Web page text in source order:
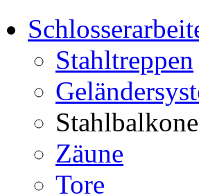
Stahltreppen
Stahlbalkone
Zäune
Tore